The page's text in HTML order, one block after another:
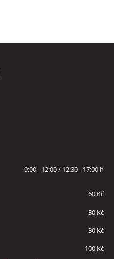
9:00 - 12:00 / 12:30 - 17:00 h
60 Kč
30 Kč
30 Kč
100 Kč